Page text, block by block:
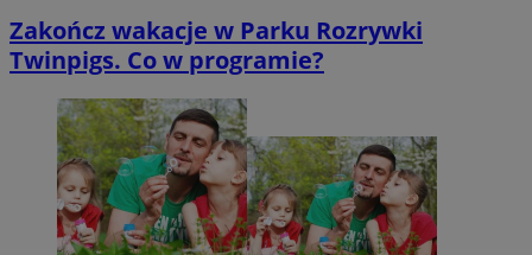
Zakończ wakacje w Parku Rozrywki
Twinpigs. Co w programie?